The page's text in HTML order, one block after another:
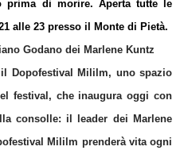
prima di morire. Aperta tutte le
alle 23 presso il Monte di Pietà.
Godano dei Marlene Kuntz
Dopofestival Mililm, uno spazio
festival, che inaugura oggi con
consolle: il leader dei Marlene
Mililm prenderà vita ogni